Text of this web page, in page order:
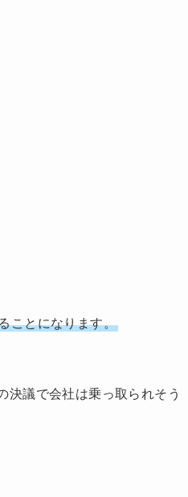
ことになります。
決議で会社は乗っ取られそう